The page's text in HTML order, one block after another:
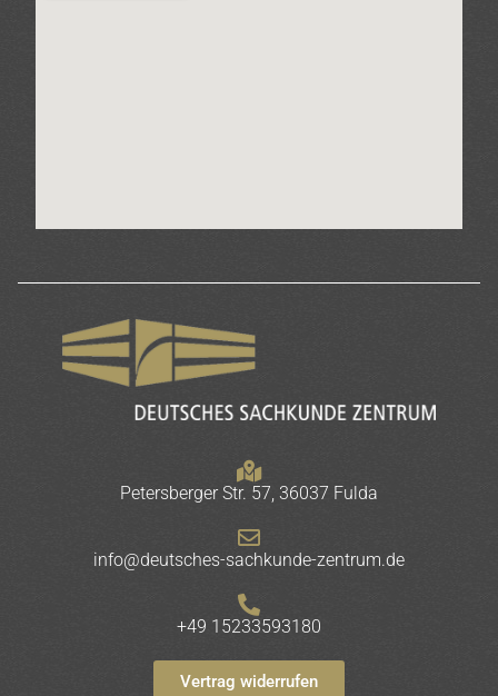
Petersberger Str. 57, 36037 Fulda
info@deutsches-sachkunde-zentrum.de
+49 15233593180
Vertrag widerrufen